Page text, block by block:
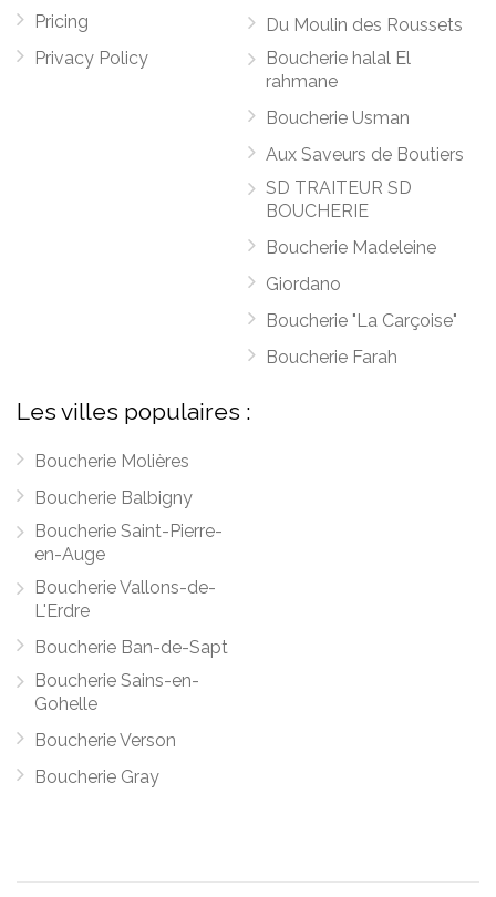
Pricing
Privacy Policy
Du Moulin des Roussets
Boucherie halal El
rahmane
Boucherie Usman
Aux Saveurs de Boutiers
SD TRAITEUR SD
BOUCHERIE
Boucherie Madeleine
Giordano
Boucherie "La Carçoise"
Boucherie Farah
Les villes populaires :
Boucherie Molières
Boucherie Balbigny
Boucherie Saint-Pierre-
en-Auge
Boucherie Vallons-de-
L'Erdre
Boucherie Ban-de-Sapt
Boucherie Sains-en-
Gohelle
Boucherie Verson
Boucherie Gray